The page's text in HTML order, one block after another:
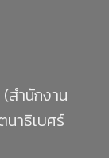
สำนักงาน
นาธิเบศร์